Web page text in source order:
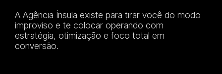
A Agência Ínsula existe para tirar você do modo
improviso e te colocar operando com
estratégia, otimização e foco total em
conversão.